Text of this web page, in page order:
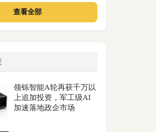
查看全部
领铄智能A轮再获千万以
上追加投资，军工级AI
加速落地政企市场